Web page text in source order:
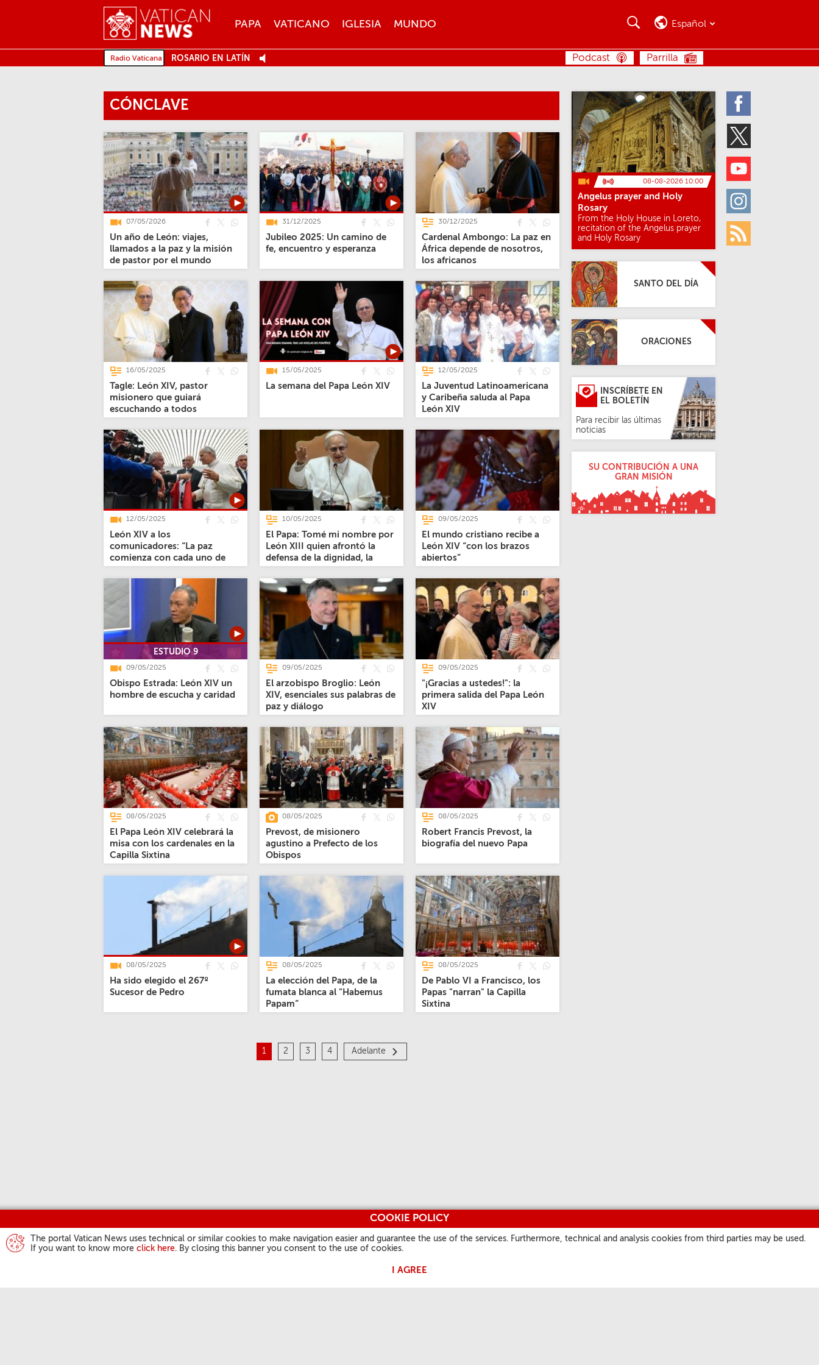
MENU
PAPA VATICANO IGLESIA MUNDO
Twitter
Youtube
Instagram
Rss
BUSCAR Español
COOKIE POLICY
The portal Vatican News uses technical or similar cookies to make navigation easier and guarantee the use of the services. Furthermore, technical and analysis cookies from third parties may be used.
If you want to know more click here. By closing this banner you consent to the use of cookies.
I AGREE
ROSARIO EN LATÍN Parrilla
Podcast
CÓNCLAVE
07/05/2026
Un año de León: viajes,
llamados a la paz y la misión
de pastor por el mundo
31/12/2025
Jubileo 2025: Un camino de
fe, encuentro y esperanza
30/12/2025
Cardenal Ambongo: La paz en
África depende de nosotros,
los africanos
16/05/2025
Tagle: León XIV, pastor
misionero que guiará
escuchando a todos
15/05/2025
La semana del Papa León XIV
12/05/2025
La Juventud Latinoamericana
y Caribeña saluda al Papa
León XIV
12/05/2025
León XIV a los
comunicadores: “La paz
comienza con cada uno de
10/05/2025
El Papa: Tomé mi nombre por
León XIII quien afrontó la
defensa de la dignidad, la
09/05/2025
El mundo cristiano recibe a
León XIV “con los brazos
abiertos”
ESTUDIO 9
09/05/2025
Obispo Estrada: León XIV un
hombre de escucha y caridad
09/05/2025
El arzobispo Broglio: León
XIV, esenciales sus palabras de
paz y diálogo
09/05/2025
"¡Gracias a ustedes!": la
primera salida del Papa León
XIV
08/05/2025
El Papa León XIV celebrará la
misa con los cardenales en la
Capilla Sixtina
08/05/2025
Prevost, de misionero
agustino a Prefecto de los
Obispos
08/05/2025
Robert Francis Prevost, la
biografía del nuevo Papa
08/05/2025
Ha sido elegido el 267º
Sucesor de Pedro
08/05/2025
La elección del Papa, de la
fumata blanca al "Habemus
Papam”
08/05/2025
De Pablo VI a Francisco, los
Papas "narran" la Capilla
Sixtina
1 2 3 4 Adelante
08-08-2026 10:00
Angelus prayer and Holy
Rosary
From the Holy House in Loreto,
recitation of the Angelus prayer
and Holy Rosary
SANTO DEL DÍA
ORACIONES
INSCRÍBETE EN
EL BOLETÍN
Para recibir las últimas
noticias
SU CONTRIBUCIÓN A UNA
GRAN MISIÓN